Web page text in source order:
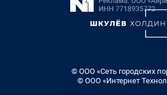
© ООО «Сеть городских
© ООО «Интернет